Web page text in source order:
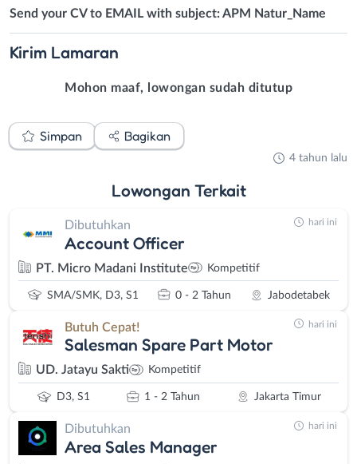
Send your CV to EMAIL with subject: APM Natur_Name
Kirim Lamaran
Mohon maaf, lowongan sudah ditutup
Simpan Bagikan
4 tahun lalu
Lowongan Terkait
Dibutuhkan
Account Officer
PT. Micro Madani Institute Kompetitif
SMA/SMK, D3, S1 0 - 2 Tahun Jabodetabek
hari ini
Butuh Cepat!
Salesman Spare Part Motor
UD. Jatayu Sakti Kompetitif
D3, S1 1 - 2 Tahun Jakarta Timur
hari ini
Dibutuhkan
Area Sales Manager
hari ini